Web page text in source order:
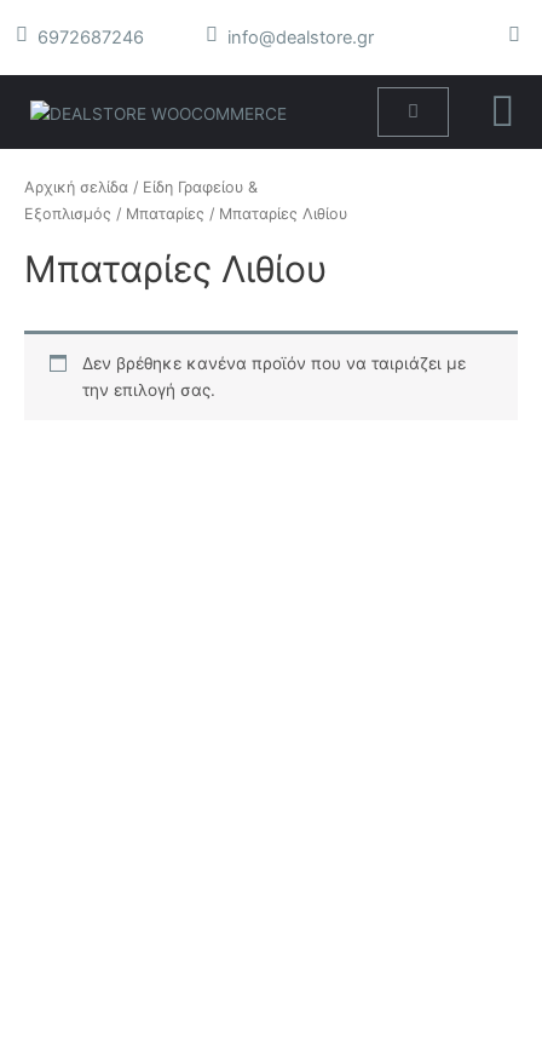
στο
6972687246 info@dealstore.gr
Cart
Αρχική σελίδα / Είδη Γραφείου &
Εξοπλισμός / Μπαταρίες / Μπαταρίες Λιθίου
Μπαταρίες Λιθίου
Δεν βρέθηκε κανένα προϊόν που να ταιριάζει με
την επιλογή σας.